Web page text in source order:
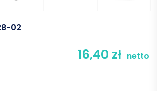
02
16,40 zł netto